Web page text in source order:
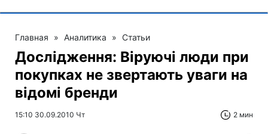
Главная » Аналитика » Статьи
Дослідження: Віруючі люди при
покупках не звертають уваги на
відомі бренди
15:10 30.09.2010 Чт 2 мин